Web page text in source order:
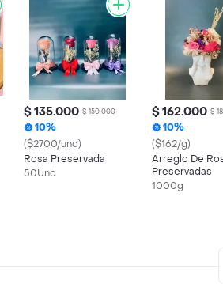
$ 135.000 $ 150.000
10%
($2700/und)
Rosa Preservada
50Und
$ 162.000 $
10%
($162/g)
Arreglo De
Preservadas
1000g